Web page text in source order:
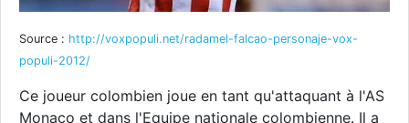
Source : http://voxpopuli.net/radamel-falcao-personaje-vox-
populi-2012/
Ce joueur colombien joue en tant qu'attaquant à l'AS
Monaco et dans l'Equipe nationale colombienne. Il a